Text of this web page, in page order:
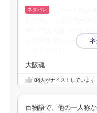
とは関係ないんやけど
大阪魂
84人がナイス！しています
百物語で、他の一人称